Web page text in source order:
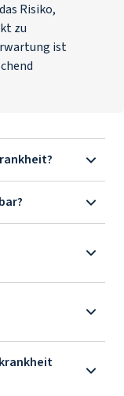
Risiko,
zu
ist